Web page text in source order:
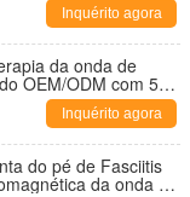
Inquérito agora
da onda de
OEM/ODM com 5
Inquérito agora
do pé de Fasciitis
da onda de